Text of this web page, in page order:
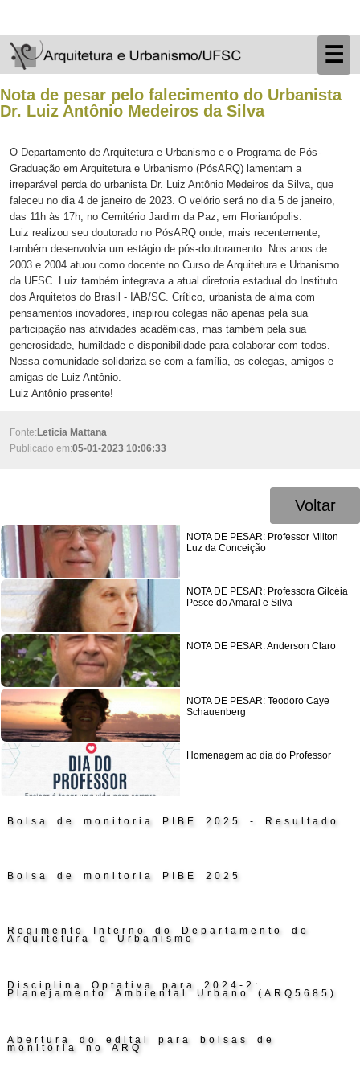
☰
Nota de pesar pelo falecimento do Urbanista
Dr. Luiz Antônio Medeiros da Silva
O Departamento de Arquitetura e Urbanismo e o Programa de Pós-
Graduação em Arquitetura e Urbanismo (PósARQ) lamentam a
irreparável perda do urbanista Dr. Luiz Antônio Medeiros da Silva, que
faleceu no dia 4 de janeiro de 2023. O velório será no dia 5 de janeiro,
das 11h às 17h, no Cemitério Jardim da Paz, em Florianópolis.
Luiz realizou seu doutorado no PósARQ onde, mais recentemente,
também desenvolvia um estágio de pós-doutoramento. Nos anos de
2003 e 2004 atuou como docente no Curso de Arquitetura e Urbanismo
da UFSC. Luiz também integrava a atual diretoria estadual do Instituto
dos Arquitetos do Brasil - IAB/SC. Crítico, urbanista de alma com
pensamentos inovadores, inspirou colegas não apenas pela sua
participação nas atividades acadêmicas, mas também pela sua
generosidade, humildade e disponibilidade para colaborar com todos.
Nossa comunidade solidariza-se com a família, os colegas, amigos e
amigas de Luiz Antônio.
Luiz Antônio presente!
Fonte: Leticia Mattana
Publicado em:05-01-2023 10:06:33
Voltar
NOTA DE PESAR: Professor Milton
Luz da Conceição
NOTA DE PESAR: Professora Gilcéia
Pesce do Amaral e Silva
NOTA DE PESAR: Anderson Claro
NOTA DE PESAR: Teodoro Caye
Schauenberg
Homenagem ao dia do Professor
Bolsa de monitoria PIBE 2025 - Resultado
Bolsa de monitoria PIBE 2025
Regimento Interno do Departamento de
Arquitetura e Urbanismo
Disciplina Optativa para 2024-2:
Planejamento Ambiental Urbano (ARQ5685)
Abertura do edital para bolsas de
monitoria no ARQ